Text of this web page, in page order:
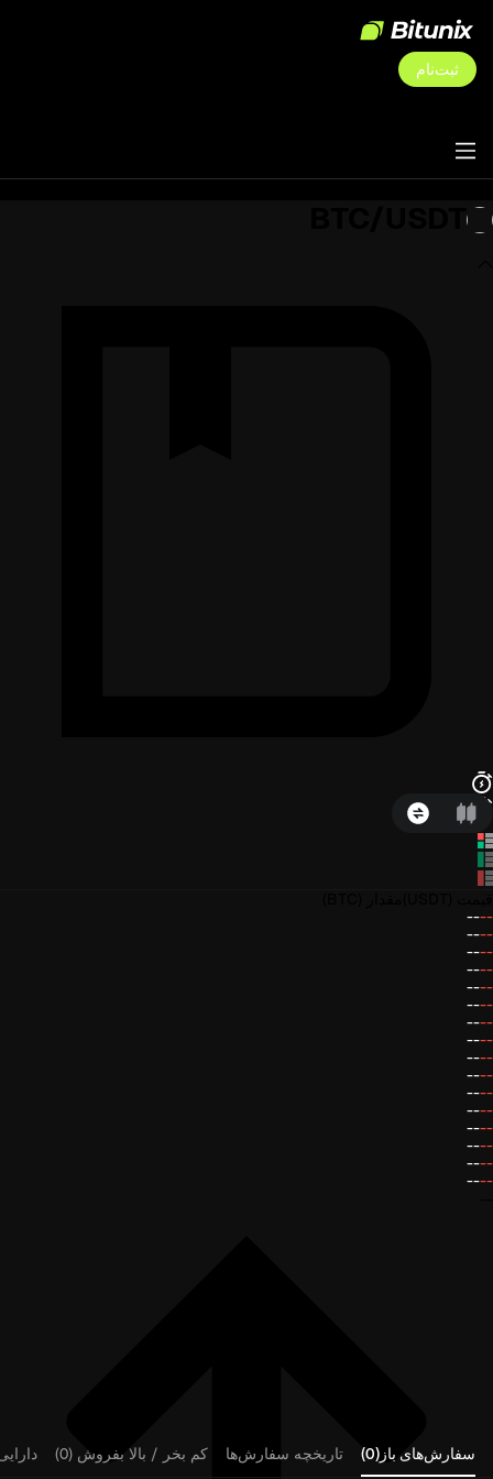
ثبت‌نام
--
--
--
--
--
--
--
--
--
--
--
--
--
--
--
--
--
--
--
--
--
--
--
--
--
--
--
--
--
--
--
--
سفارش‌های باز(0) تاریخچه سفارش‌ها کم بخر / بالا بفروش (0)